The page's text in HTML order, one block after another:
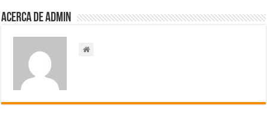
Acerca de admin